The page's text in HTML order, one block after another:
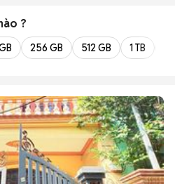
?
256 GB 512 GB 1 TB